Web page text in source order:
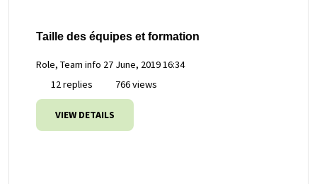
Taille des équipes et formation
Role, Team info 27 June, 2019 16:34
12 replies
766 views
VIEW DETAILS